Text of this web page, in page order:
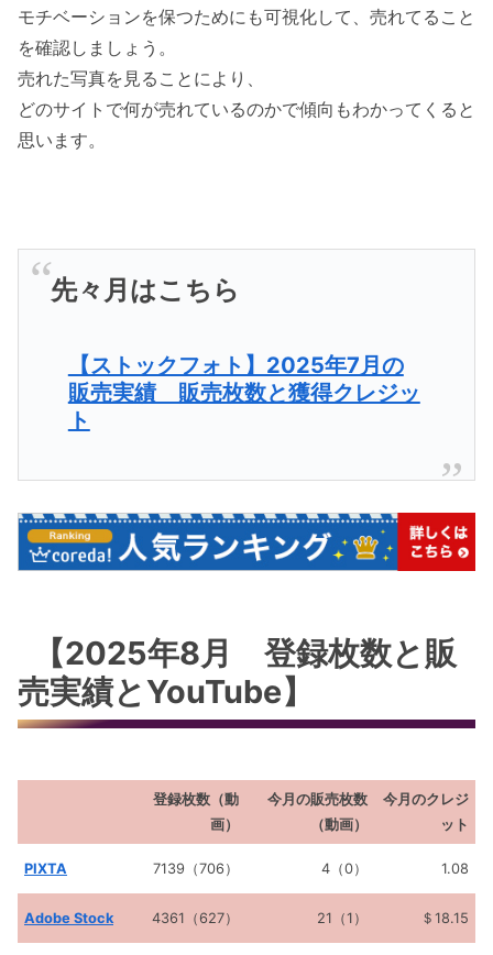
モチベーションを保つためにも可視化して、売れてること
を確認しましょう。
売れた写真を見ることにより、
どのサイトで何が売れているのかで傾向もわかってくると
思います。
先々月はこちら
【ストックフォト】2025年7月の
販売実績 販売枚数と獲得クレジッ
ト
【2025年8月 登録枚数と販
売実績とYouTube】
登録枚数（動
画）
今月の販売枚数
（動画）
今月のクレジ
ット
PIXTA 7139（706） 4（0） 1.08
Adobe Stock 4361（627） 21（1） ＄18.15